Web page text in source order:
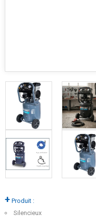
+ Produit :
Silencieux